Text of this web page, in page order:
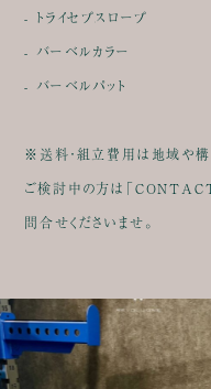
- トライセプスロープ
- バーベルカラー
- バーベルパット
※送料・組立費用は地域や構
ご検討中の方は「CONTACT
問合せくださいませ。